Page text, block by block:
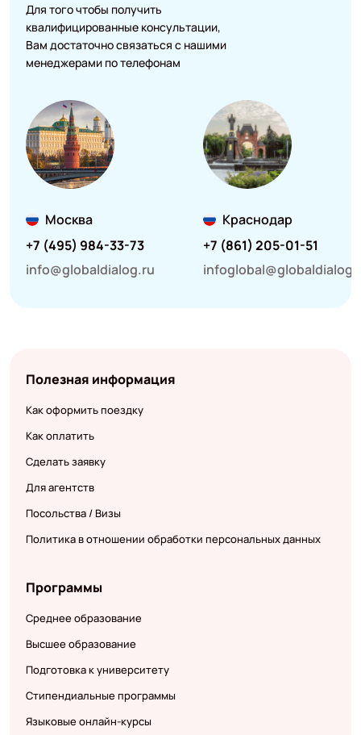
Для того чтобы получить
квалифицированные консультации,
Вам достаточно связаться с нашими
менеджерами по телефонам
Москва
+7 (495) 984-33-73
info@globaldialog.ru
Краснодар
+7 (861) 205-01-51
Полезная информация
Как оформить поездку
Как оплатить
Сделать заявку
Для агентств
Посольства / Визы
Политика в отношении обработки персональных данных
Программы
Среднее образование
Высшее образование
Подготовка к университету
Стипендиальные программы
Языковые онлайн-курсы